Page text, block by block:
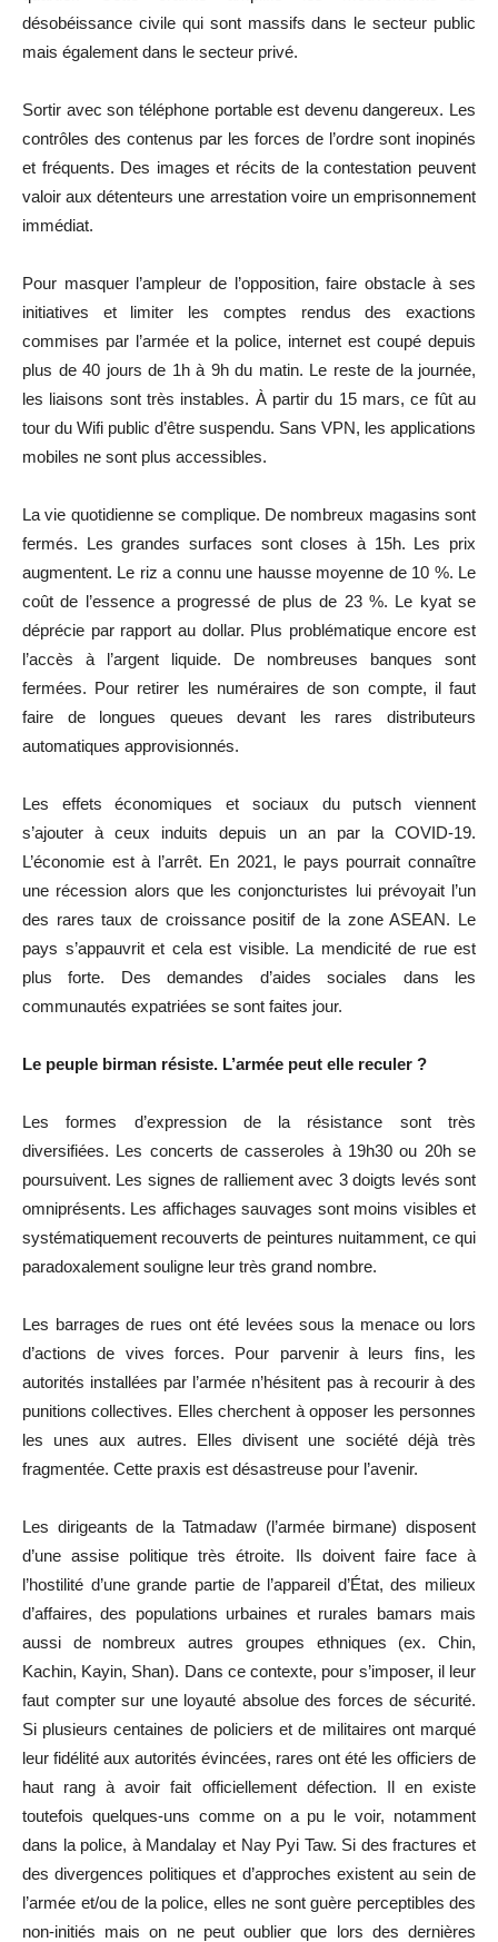
désobéissance civile qui sont massifs dans le secteur public
mais également dans le secteur privé.
Sortir avec son téléphone portable est devenu dangereux. Les
contrôles des contenus par les forces de l’ordre sont inopinés
et fréquents. Des images et récits de la contestation peuvent
valoir aux détenteurs une arrestation voire un emprisonnement
immédiat.
Pour masquer l’ampleur de l’opposition, faire obstacle à ses
initiatives et limiter les comptes rendus des exactions
commises par l’armée et la police, internet est coupé depuis
plus de 40 jours de 1h à 9h du matin. Le reste de la journée,
les liaisons sont très instables. À partir du 15 mars, ce fût au
tour du Wifi public d’être suspendu. Sans VPN, les applications
mobiles ne sont plus accessibles.
La vie quotidienne se complique. De nombreux magasins sont
fermés. Les grandes surfaces sont closes à 15h. Les prix
augmentent. Le riz a connu une hausse moyenne de 10 %. Le
coût de l’essence a progressé de plus de 23 %. Le kyat se
déprécie par rapport au dollar. Plus problématique encore est
l’accès à l’argent liquide. De nombreuses banques sont
fermées. Pour retirer les numéraires de son compte, il faut
faire de longues queues devant les rares distributeurs
automatiques approvisionnés.
Les effets économiques et sociaux du putsch viennent
s’ajouter à ceux induits depuis un an par la COVID-19.
L’économie est à l’arrêt. En 2021, le pays pourrait connaître
une récession alors que les conjoncturistes lui prévoyait l’un
des rares taux de croissance positif de la zone ASEAN. Le
pays s’appauvrit et cela est visible. La mendicité de rue est
plus forte. Des demandes d’aides sociales dans les
communautés expatriées se sont faites jour.
Le peuple birman résiste. L’armée peut elle reculer ?
Les formes d’expression de la résistance sont très
diversifiées. Les concerts de casseroles à 19h30 ou 20h se
poursuivent. Les signes de ralliement avec 3 doigts levés sont
omniprésents. Les affichages sauvages sont moins visibles et
systématiquement recouverts de peintures nuitamment, ce qui
paradoxalement souligne leur très grand nombre.
Les barrages de rues ont été levées sous la menace ou lors
d’actions de vives forces. Pour parvenir à leurs fins, les
autorités installées par l’armée n’hésitent pas à recourir à des
punitions collectives. Elles cherchent à opposer les personnes
les unes aux autres. Elles divisent une société déjà très
fragmentée. Cette praxis est désastreuse pour l’avenir.
Les dirigeants de la Tatmadaw (l’armée birmane) disposent
d’une assise politique très étroite. Ils doivent faire face à
l’hostilité d’une grande partie de l’appareil d’État, des milieux
d’affaires, des populations urbaines et rurales bamars mais
aussi de nombreux autres groupes ethniques (ex. Chin,
Kachin, Kayin, Shan). Dans ce contexte, pour s’imposer, il leur
faut compter sur une loyauté absolue des forces de sécurité.
Si plusieurs centaines de policiers et de militaires ont marqué
leur fidélité aux autorités évincées, rares ont été les officiers de
haut rang à avoir fait officiellement défection. Il en existe
toutefois quelques-uns comme on a pu le voir, notamment
dans la police, à Mandalay et Nay Pyi Taw. Si des fractures et
des divergences politiques et d’approches existent au sein de
l’armée et/ou de la police, elles ne sont guère perceptibles des
non-initiés mais on ne peut oublier que lors des dernières